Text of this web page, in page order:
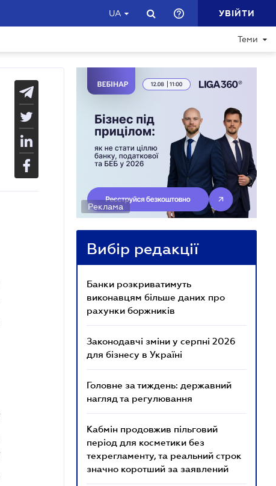
UA УВІЙТИ
Теми
Реклама
Вибір редакції
Банки розкриватимуть
виконавцям більше даних про
рахунки боржників
Законодавчі зміни у серпні 2026
для бізнесу в Україні
Головне за тиждень: державний
нагляд та регулювання
Кабмін продовжив пільговий
період для косметики без
техрегламенту, та реальний строк
значно коротший за заявлений